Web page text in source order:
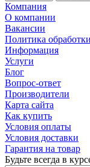
Компания
О компании
Вакансии
Политика
Информация
Услуги
Блог
Вопрос-ответ
Производители
Карта сайта
Как купить
Условия оплаты
Условия доставки
Гарантия на товар
Будьте всегда в